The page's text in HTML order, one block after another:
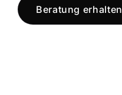
Beratung erhalten